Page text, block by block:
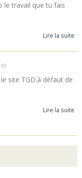
le travail que tu fais
Lire la suite
site TGD.à défaut de
Lire la suite